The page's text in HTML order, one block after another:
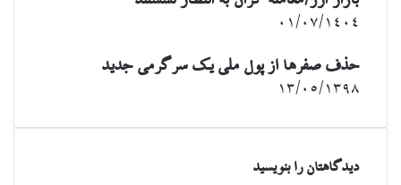
۰۱/۰۷/۱۴۰۴
حذف صفرها از پول ملی یک سرگرمی جدید
۱۳/۰۵/۱۳۹۸
دیدگاهتان را بنویسید